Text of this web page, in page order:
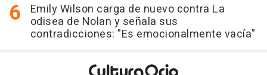
Emily Wilson carga de nuevo contra La
odisea de Nolan y señala sus
contradicciones: "Es emocionalmente vacía"